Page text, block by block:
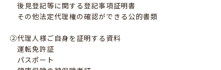
後見登記等に関する登記事項証明書
その他法定代理権の確認ができる公的書類
②代理人様ご自身を証明する資料
運転免許証
パスポート